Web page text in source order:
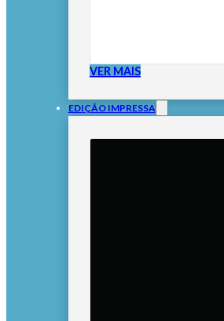
VER MAIS
EDIÇÃO IMPRESSA